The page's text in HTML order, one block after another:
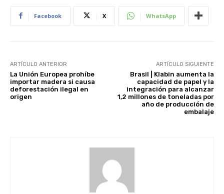
Facebook X WhatsApp
ARTÍCULO ANTERIOR
La Unión Europea prohíbe
importar madera si causa
deforestación ilegal en
origen
ARTÍCULO SIGUIENTE
Brasil | Klabin aumenta la
capacidad de papel y la
integración para alcanzar
1,2 millones de toneladas por
año de producción de
embalaje